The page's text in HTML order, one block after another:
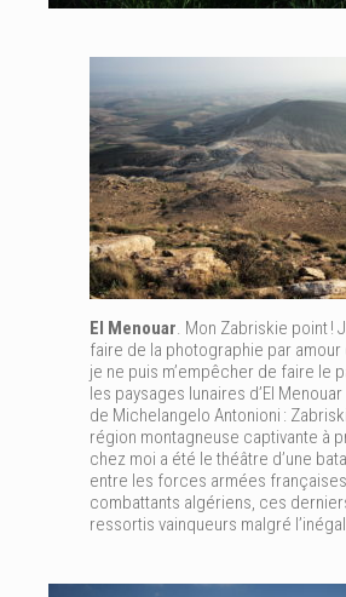
El Menouar. Mon Zabriskie point !
faire de la photographie par amour
je ne puis m’empêcher de faire le
les paysages lunaires d’El
de Michelangelo Antonioni :
région montagneuse captivante à
chez moi a été le théâtre d’une
entre les forces armées
combattants algériens, ces
ressortis vainqueurs malgré